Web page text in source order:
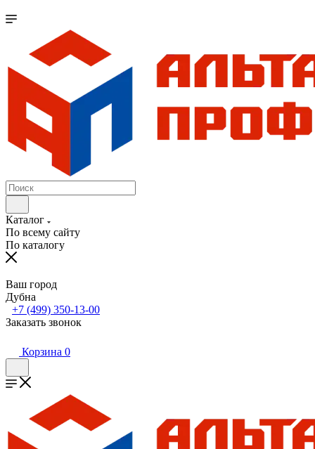
Каталог
По всему сайту
По каталогу
Ваш город
Дубна
+7 (499) 350-13-00
Заказать звонок
Корзина 0